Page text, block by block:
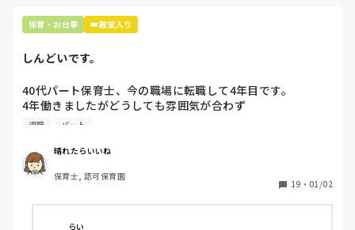
保育・お仕事 👑殿堂入り
しんどいです。
40代パート保育士、今の職場に転職して4年目です。
4年働きましたがどうしても雰囲気が合わず
退職しようと思っています。
周りの職員は、勤続10年以上から何十年という先生がほとん
どです。
保護者子どもの愚痴悪口が多く、
今で言う不適切保育も
仕方ないよね
退職 パート
晴れたらいいね
保育士, 認可保育園
19 ・ 01/02
らい